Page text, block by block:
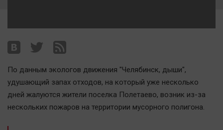
Поиск
Наша победа
Общество
Политика
Экономика
По данным экологов движения "Челябинск, дыши",
удушающий запах отходов, на который уже несколько
дней жалуются жители поселка Полетаево, возник из-за
нескольких пожаров на территории мусорного полигона.